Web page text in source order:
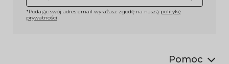
*Podając swój adres email wyrażasz zgodę na naszą politykę
prywatności
Pomoc